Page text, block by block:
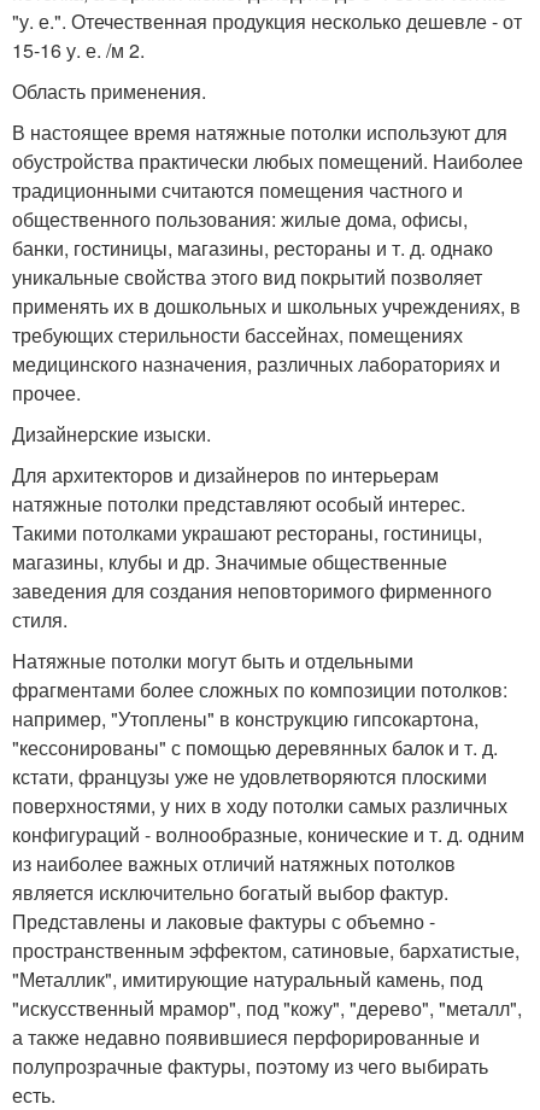
"у. е.". Отечественная продукция несколько дешевле - от
15-16 у. е. /м 2.
Область применения.
В настоящее время натяжные потолки используют для
обустройства практически любых помещений. Наиболее
традиционными считаются помещения частного и
общественного пользования: жилые дома, офисы,
банки, гостиницы, магазины, рестораны и т. д. однако
уникальные свойства этого вид покрытий позволяет
применять их в дошкольных и школьных учреждениях, в
требующих стерильности бассейнах, помещениях
медицинского назначения, различных лабораториях и
прочее.
Дизайнерские изыски.
Для архитекторов и дизайнеров по интерьерам
натяжные потолки представляют особый интерес.
Такими потолками украшают рестораны, гостиницы,
магазины, клубы и др. Значимые общественные
заведения для создания неповторимого фирменного
стиля.
Натяжные потолки могут быть и отдельными
фрагментами более сложных по композиции потолков:
например, "Утоплены" в конструкцию гипсокартона,
"кессонированы" с помощью деревянных балок и т. д.
кстати, французы уже не удовлетворяются плоскими
поверхностями, у них в ходу потолки самых различных
конфигураций - волнообразные, конические и т. д. одним
из наиболее важных отличий натяжных потолков
является исключительно богатый выбор фактур.
Представлены и лаковые фактуры с объемно -
пространственным эффектом, сатиновые, бархатистые,
"Металлик", имитирующие натуральный камень, под
"искусственный мрамор", под "кожу", "дерево", "металл",
а также недавно появившиеся перфорированные и
полупрозрачные фактуры, поэтому из чего выбирать
есть.